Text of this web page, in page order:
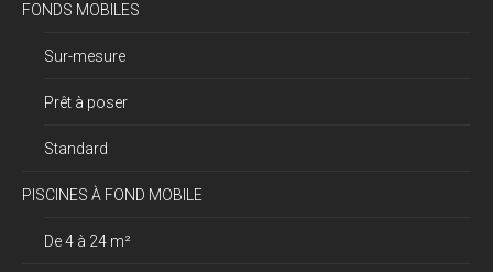
FONDS MOBILES
Sur-mesure
Prêt à poser
Standard
PISCINES À FOND MOBILE
De 4 à 24 m²